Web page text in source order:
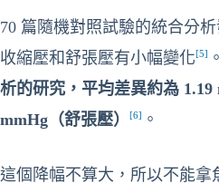
70 篇隨機對照試驗的統合分
收縮壓和舒張壓有小幅變化[5] 。
析的研究，平均差異約為 1.19
mmHg（舒張壓）
[6] 。
這個降幅不算大，所以不能拿